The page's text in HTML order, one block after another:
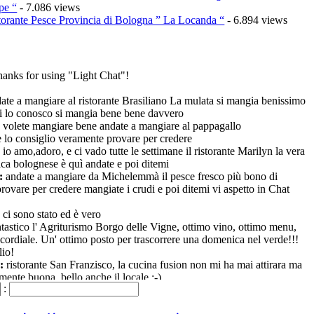
“ - 7.086 views
Pesce Provincia di Bologna ” La Locanda “ - 6.894 views
for using "Light Chat"!
a mangiare al ristorante Brasiliano La mulata si mangia benissimo
lo conosco si mangia bene bene davvero
volete mangiare bene andate a mangiare al pappagallo
lo consiglio veramente provare per credere
io amo,adoro, e ci vado tutte le settimane il ristorante Marilyn la vera
bolognese è quì andate e poi ditemi
andate a mangiare da Michelemmà il pesce fresco più bono di
per credere mangiate i crudi e poi ditemi vi aspetto in Chat
ci sono stato ed è vero
l' Agriturismo Borgo delle Vigne, ottimo vino, ottimo menu,
Un' ottimo posto per trascorrere una domenica nel verde!!!
ristorante San Franzisco, la cucina fusion non mi ha mai attirara ma
buona, bello anche il locale :-)
Lacapagira il vero gusto della Puglia, mi ha stupito, ve la consiglio!!
: